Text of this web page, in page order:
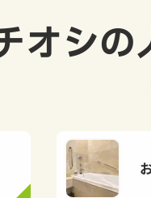
オシの